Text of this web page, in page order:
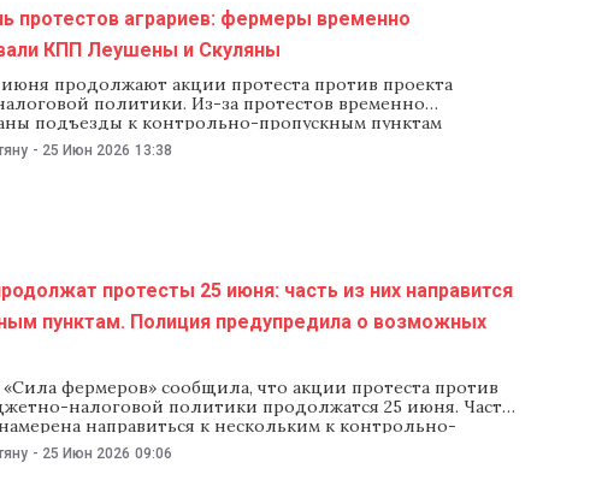
протестов аграриев: фермеры временно
КПП Леушены и Скуляны
продолжают акции протеста против проекта
политики. Из-за протестов временно
подъезды к контрольно-пропускным пунктам
сообщила Пограничная полиция. Фермеры
что правоохранители остановили их
- 25 Июн 2026 13:38
протесты 25 июня: часть из них направится
пунктам. Полиция предупредила о возможных
фермеров» сообщила, что акции протеста против
налоговой политики продолжатся 25 июня. Часть
направиться к нескольким к контрольно-
пунктам. В связи с этим Ассоциация потребовала
встречу с президентом Майей Санду и
- 25 Июн 2026 09:06